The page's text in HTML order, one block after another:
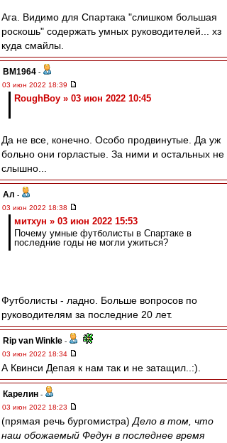
Ага. Видимо для Спартака "слишком большая
роскошь" содержать умных руководителей... хз
куда смайлы.
BM1964 -
03 июн 2022 18:39
RoughBoy » 03 июн 2022 10:45
Да не все, конечно. Особо продвинутые. Да уж
больно они горластые. За ними и остальных не
слышно...
Ал -
03 июн 2022 18:38
митхун » 03 июн 2022 15:53
Почему умные футболисты в Спартаке в
последние годы не могли ужиться?
Футболисты - ладно. Больше вопросов по
руководителям за последние 20 лет.
Rip van Winkle -
03 июн 2022 18:34
А Квинси Депая к нам так и не затащил..:).
Карелин -
03 июн 2022 18:23
(прямая речь бургомистра) Дело в том, что
наш обожаемый Федун в последнее время